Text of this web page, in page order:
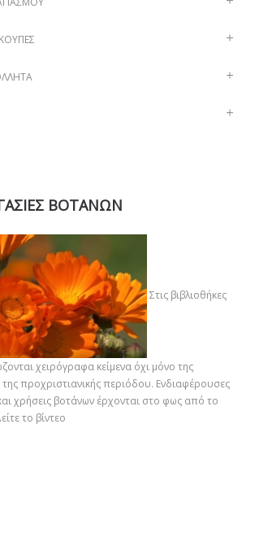
ΒΟΤΑΝΩΝ
Στις βιβλιοθήκες
χειρόγραφα κείμενα όχι μόνο της
της προχριστιανικής περιόδου. Ενδιαφέρουσες
χρήσεις βοτάνων έρχονται στο φως από το
το βίντεο